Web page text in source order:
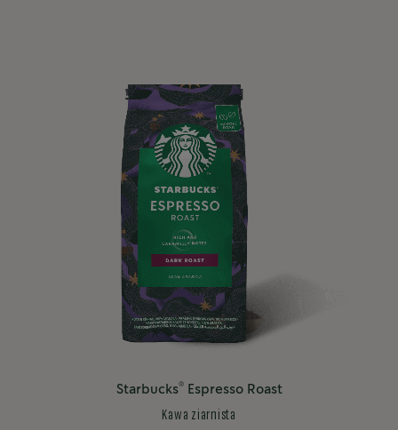
Starbucks® Espresso Roast
Kawa ziarnista